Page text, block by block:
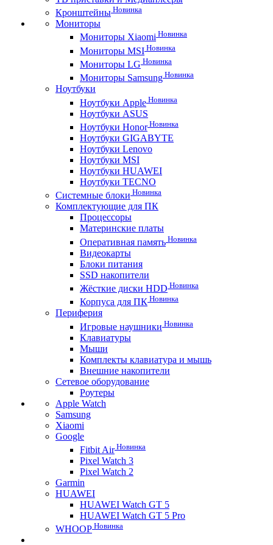
Кронштейны Новинка
Мониторы
Мониторы Xiaomi Новинка
Мониторы MSI Новинка
Мониторы LG Новинка
Мониторы Samsung Новинка
Ноутбуки
Ноутбуки Apple Новинка
Ноутбуки ASUS
Ноутбуки HonorНовинка
Ноутбуки GIGABYTE
Ноутбуки Lenovo
Ноутбуки MSI
Ноутбуки HUAWEI
Ноутбуки TECNO
Системные блоки Новинка
Комплектующие для ПК
Процессоры
Материнские платы
Оперативная память Новинка
Видеокарты
Блоки питания
SSD накопители
Жёсткие диски HDD Новинка
Корпуса для ПК Новинка
Периферия
Игровые наушники Новинка
Клавиатуры
Мыши
Комплекты клавиатура и мышь
Внешние накопители
Сетевое оборудование
Роутеры
Apple Watch
Samsung
Xiaomi
Google
Fitbit AirНовинка
Pixel Watch 3
Pixel Watch 2
Garmin
HUAWEI
HUAWEI Watch GT 5
HUAWEI Watch GT 5 Pro
WHOOP Новинка